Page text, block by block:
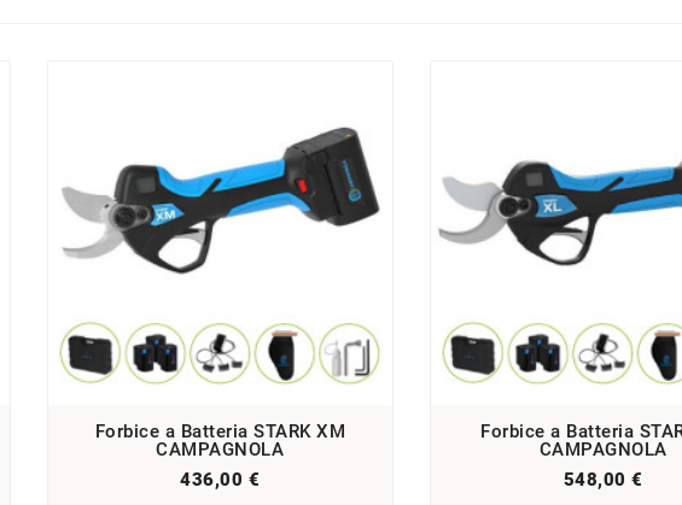
Forbice a Batteria STARK XM
CAMPAGNOLA
436,00 €
Forbice a Batteria
CAMPAGNOLA
548,00 €